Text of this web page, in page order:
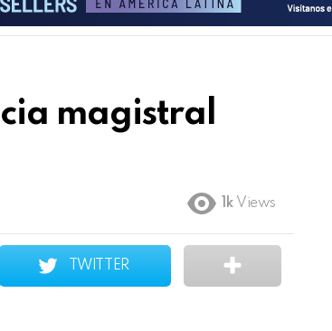
magistral
1k Views
TWITTER